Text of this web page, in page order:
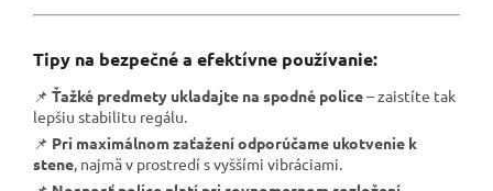
Tipy na bezpečné a efektívne používanie:
📌 Ťažké predmety ukladajte na spodné police– zaistíte tak
lepšiu stabilitu regálu.
📌 Pri maximálnom zaťažení odporúčame ukotvenie k
stene , najmä v prostredí s vyššími vibráciami.